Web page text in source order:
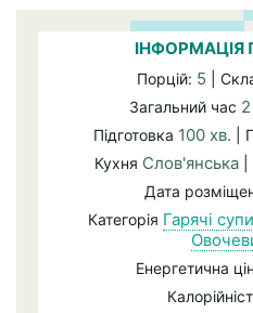
ІНФОРМАЦІЯ
Порцій: 5 |
Загальний час
Підготовка 100 хв. |
Кухня Слов'янська
Дата
Категорія Гарячі супи
Енергетична